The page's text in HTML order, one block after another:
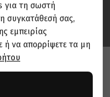
για τη σωστή
συγκατάθεσή σας,
εμπειρίας
ή να απορρίψετε τα μη